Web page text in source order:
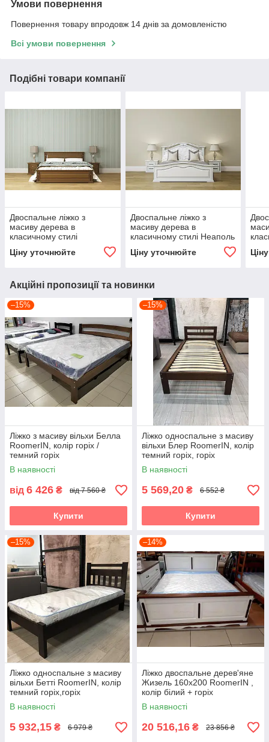
Умови повернення
Повернення товару впродовж 14 днів за домовленістю
Всі умови повернення
Подібні товари компанії
Двоспальне ліжко з
масиву дерева в
класичному стилі
темний горіх
Ціну уточнюйте
Двоспальне ліжко з
масиву дерева в
класичному стилі Неаполь
Ціну уточнюйте
Акційні пропозиції та новинки
–15%
Ліжко з масиву вільхи Белла
RoomerIN, колір горіх /
темний горіх
В наявності
від 6 426 ₴ від 7 560 ₴
Купити
–15%
Ліжко односпальне з масиву
вільхи Блер RoomerIN, колір
темний горіх, горіх
В наявності
5 569,20 ₴ 6 552 ₴
Купити
–15%
Ліжко односпальне з масиву
вільхи Бетті RoomerIN, колір
темний горіх,горіх
В наявності
5 932,15 ₴ 6 979 ₴
–14%
Ліжко двоспальне дерев'яне
Жизель 160х200 RoomerIN ,
колір білий + горіх
В наявності
20 516,16 ₴ 23 856 ₴